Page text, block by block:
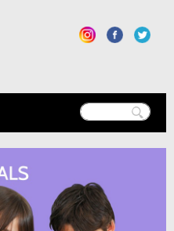
Text Educació